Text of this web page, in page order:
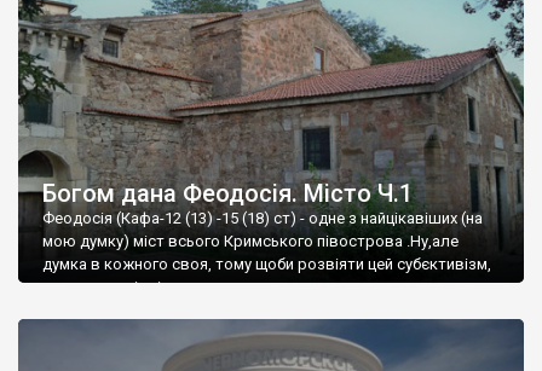
Богом дана Феодосія. Місто Ч.1
Феодосія (Кафа-12 (13) -15 (18) ст) - одне з найцікавіших (на
мою думку) міст всього Кримського півострова .Ну,але
думка в кожного своя, тому щоби розвіяти цей субєктивізм,
запрошую відвідати це